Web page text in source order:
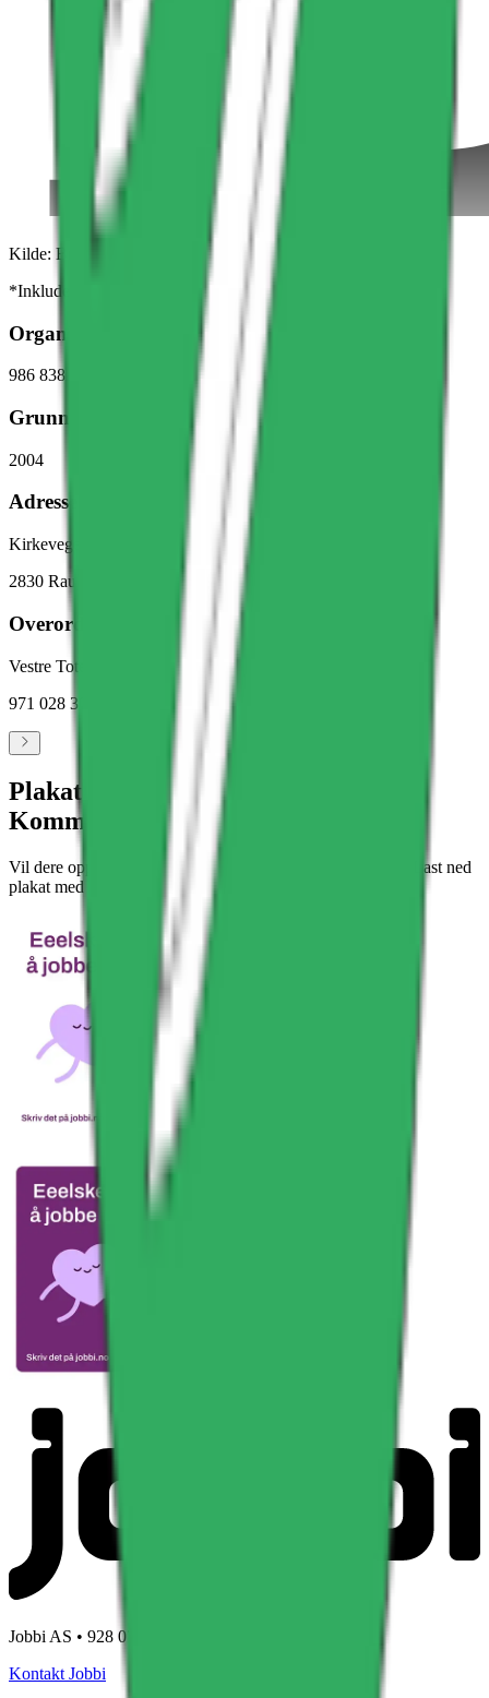
Kilde: Brønnøysundregistrene
*Inkluderer kun fast ansatte
Organisasjonsnummer
986 838 988
Grunnlagt
2004
Adresse
Kirkevegen 8
2830 Raufoss
Overordnet enhet
Vestre Toten Kommune
971 028 300
Plakat med QR-kode til Vestre Toten
Kommune Omsorgsavdelingen
Vil dere oppfordre flere til å legge inn vurdering på Jobbi? Last ned
plakat med QR-kode direkte til profilen deres.
Last ned
Jobbi AS • 928 079 139
Kontakt Jobbi